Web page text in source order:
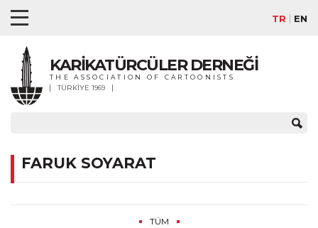
TR EN
KARİKATÜRCÜLER DERNEĞİ
THE ASSOCIATION OF CARTOONISTS
TÜRKİYE 1969
FARUK SOYARAT
TÜM